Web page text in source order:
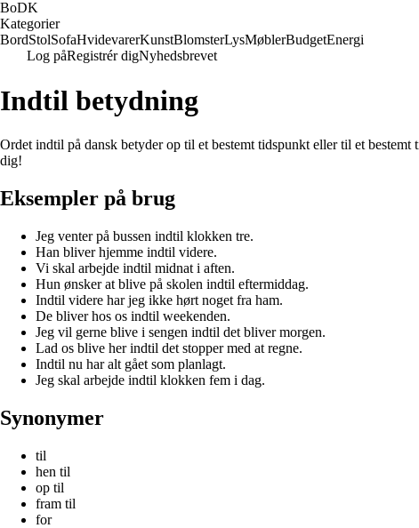
BoDK
Kategorier
BordStolSofaHvidevarerKunstBlomsterLysMøblerBudgetEnergi
Log påRegistrér digNyhedsbrevet
Indtil betydning
Ordet indtil på dansk betyder op til et bestemt tidspunkt eller til et
dig!
Eksempler på brug
Jeg venter på bussen indtil klokken tre.
Han bliver hjemme indtil videre.
Vi skal arbejde indtil midnat i aften.
Hun ønsker at blive på skolen indtil eftermiddag.
Indtil videre har jeg ikke hørt noget fra ham.
De bliver hos os indtil weekenden.
Jeg vil gerne blive i sengen indtil det bliver morgen.
Lad os blive her indtil det stopper med at regne.
Indtil nu har alt gået som planlagt.
Jeg skal arbejde indtil klokken fem i dag.
Synonymer
til
hen til
op til
fram til
for